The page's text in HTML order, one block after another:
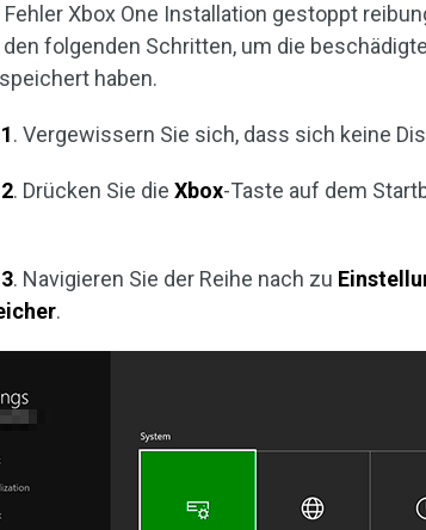
Fehler Xbox One Installation gestoppt
folgenden Schritten, um die
haben.
. Vergewissern Sie sich, dass sich keine
. Drücken Sie dieXbox-Taste auf dem
. Navigieren Sie der Reihe nach zu
.